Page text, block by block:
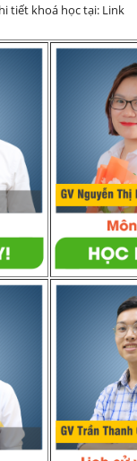
tiết khoá học tại: Link